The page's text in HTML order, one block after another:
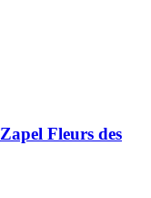
Fleurs des